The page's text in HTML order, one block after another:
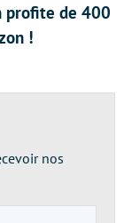
profite de 400
!
nos